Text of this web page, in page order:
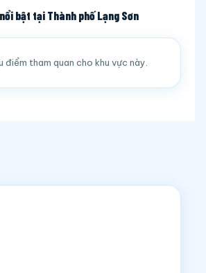
bật tại Thành phố Lạng Sơn
điểm tham quan cho khu vực này.